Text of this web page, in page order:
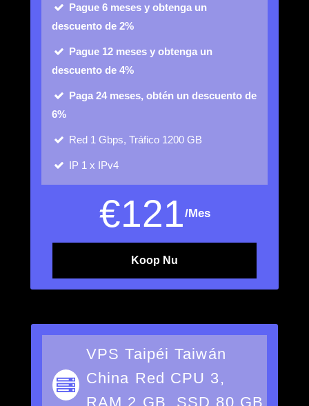
Pague 6 meses y obtenga un
descuento de 2%
Pague 12 meses y obtenga un
descuento de 4%
Paga 24 meses, obtén un descuento de
6%
Red 1 Gbps, Tráfico 1200 GB
IP 1 x IPv4
€121/Mes
Koop Nu
VPS Taipéi Taiwán
China Red CPU 3,
RAM 2 GB, SSD 80 GB